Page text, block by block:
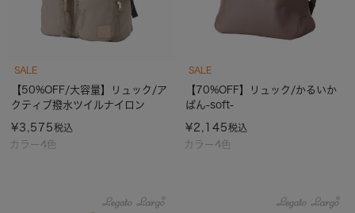
SALE
カラー4色
【50%OFF/大容量】リュック/ア
クティブ撥水ツイルナイロン
¥3,575税込
SALE
カラー4色
【70%OFF】リュック/かるいか
ばん-soft-
¥2,145税込